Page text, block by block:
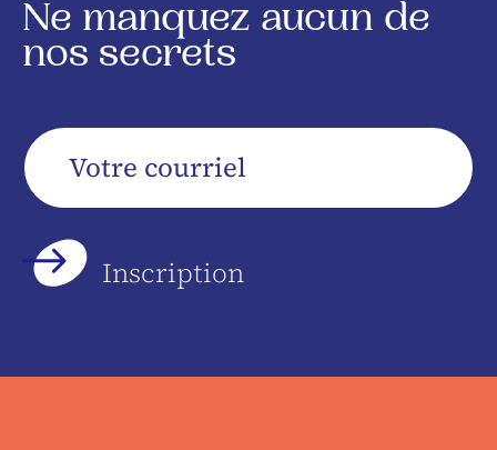
Ne manquez aucun de
nos secrets
Votre
courriel